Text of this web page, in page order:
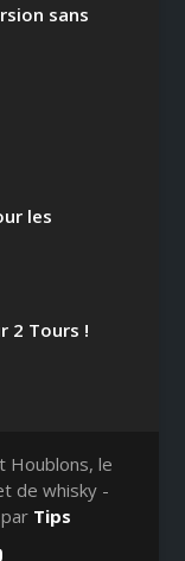
sans
les
2 Tours !
Houblons, le
de whisky -
Tips